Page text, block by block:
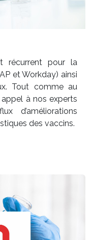
récurrent pour la
et Workday) ainsi
Tout comme au
à nos experts
d’améliorations
des vaccins.